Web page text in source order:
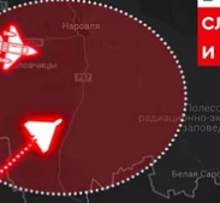
«Флагшток»
літаків фіксували